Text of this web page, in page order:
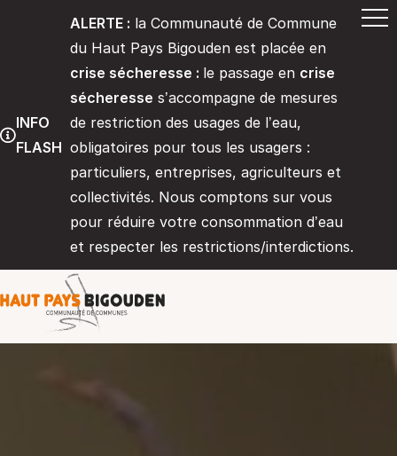
INFO
FLASH
ALERTE : la Communauté de Commune
du Haut Pays Bigouden est placée en
crise sécheresse : le passage en crise
sécheresse s’accompagne de mesures
de restriction des usages de l’eau,
obligatoires pour tous les usagers :
particuliers, entreprises, agriculteurs et
collectivités. Nous comptons sur vous
pour réduire votre consommation d’eau
et respecter les restrictions/interdictions.